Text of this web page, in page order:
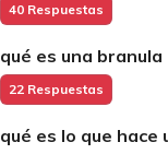
40 Respuestas
qué es una branula
22 Respuestas
qué es lo que hace